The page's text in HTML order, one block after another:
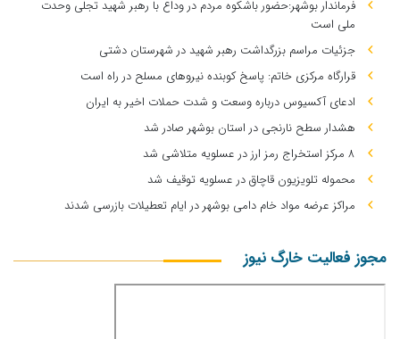
فرماندار بوشهر:حضور باشکوه مردم در وداع با رهبر شهید تجلی وحدت
ملی است
جزئیات مراسم بزرگداشت رهبر شهید در شهرستان دشتی
قرارگاه مرکزی خاتم: پاسخ کوبنده نیروهای مسلح در راه است
ادعای آکسیوس درباره وسعت و شدت حملات اخیر به ایران
هشدار سطح نارنجی در استان بوشهر صادر شد
۸ مرکز استخراج رمز ارز در عسلویه متلاشی شد
محموله تلویزیون قاچاق در عسلویه توقیف شد
مراکز عرضه مواد خام دامی بوشهر در ایام تعطیلات بازرسی شدند
مجوز فعالیت خارگ نیوز